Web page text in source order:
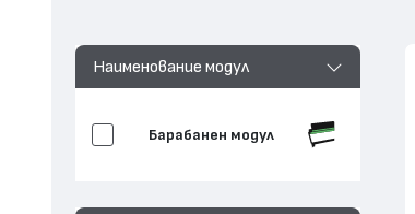
Наименование модул
Барабанен модул